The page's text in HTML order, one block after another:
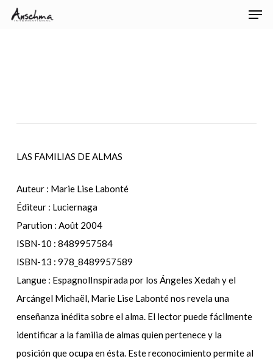
Skip
LAS FAMILIAS DE ALMAS
Auteur : Marie Lise Labonté
Éditeur : Luciernaga
Parution : Août 2004
ISBN-10 : 8489957584
ISBN-13 : 978_8489957589
Langue : EspagnolInspirada por los Ángeles Xedah y el
Arcángel Michaël, Marie Lise Labonté nos revela una
enseñanza inédita sobre el alma. El lector puede fácilmente
identificar a la familia de almas quien pertenece y la
posición que ocupa en ésta. Este reconocimiento permite al
Menu